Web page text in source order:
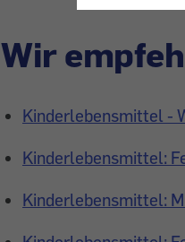
Wir
Kinderlebensmittel -
Kinderlebensmittel:
Kinderlebensmittel: